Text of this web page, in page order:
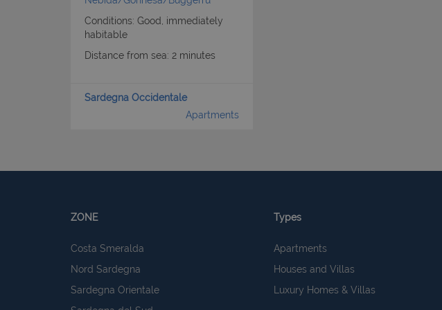
Conditions: Good, immediately
habitable
Distance from sea: 2 minutes
Sardegna Occidentale
Apartments
ZONE
Costa Smeralda
Nord Sardegna
Sardegna Orientale
Types
Apartments
Houses and Villas
Luxury Homes & Villas